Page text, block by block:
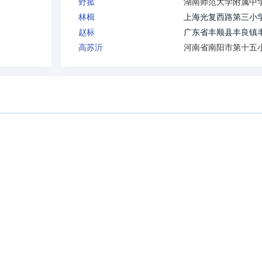
林楫
上海光复西路第三小
赵标
高苏沂
河南省南阳市第十五